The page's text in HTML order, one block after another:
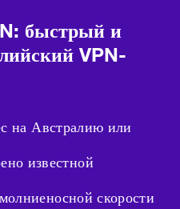
быстрый и
VPN-
на Австралию или
известной
скорости